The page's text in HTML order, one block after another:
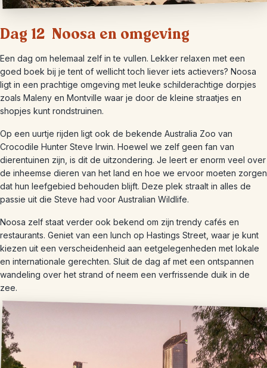
Dag 12 Noosa en omgeving
Een dag om helemaal zelf in te vullen. Lekker relaxen met een
goed boek bij je tent of wellicht toch liever iets actievers? Noosa
ligt in een prachtige omgeving met leuke schilderachtige dorpjes
zoals Maleny en Montville waar je door de kleine straatjes en
shopjes kunt rondstruinen.
Op een uurtje rijden ligt ook de bekende Australia Zoo van
Crocodile Hunter Steve Irwin. Hoewel we zelf geen fan van
dierentuinen zijn, is dit de uitzondering. Je leert er enorm veel over
de inheemse dieren van het land en hoe we ervoor moeten zorgen
dat hun leefgebied behouden blijft. Deze plek straalt in alles de
passie uit die Steve had voor Australian Wildlife.
Noosa zelf staat verder ook bekend om zijn trendy cafés en
restaurants. Geniet van een lunch op Hastings Street, waar je kunt
kiezen uit een verscheidenheid aan eetgelegenheden met lokale
en internationale gerechten. Sluit de dag af met een ontspannen
wandeling over het strand of neem een verfrissende duik in de
zee.